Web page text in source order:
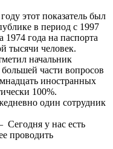
этот показатель был
в период с 1997
года на паспорта
тысячи человек.
начальник
части вопросов
иностранных
100%.
один сотрудник
у нас есть
проводить